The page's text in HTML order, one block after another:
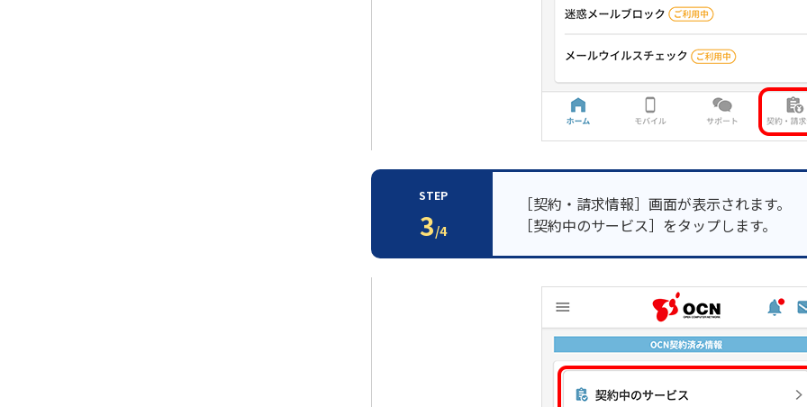
STEP
3/4
［契約・請求情報］画面が表示されます。
［契約中のサービス］をタップします。